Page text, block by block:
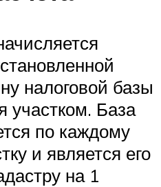
налоговой базы
участком. База
по каждому
и является его
на 1